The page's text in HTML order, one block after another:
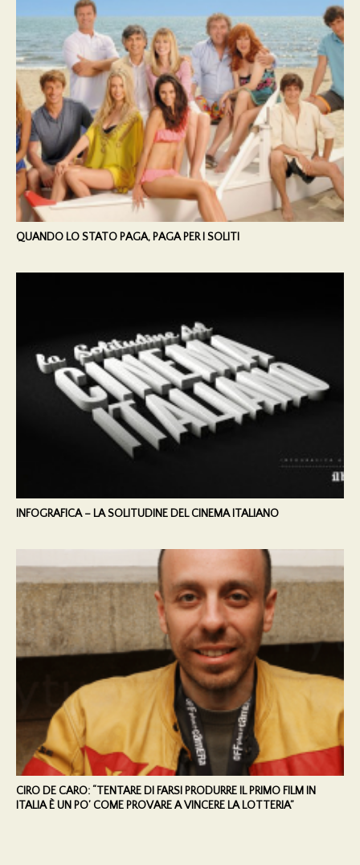
QUANDO LO STATO PAGA, PAGA PER I SOLITI
INFOGRAFICA – LA SOLITUDINE DEL CINEMA ITALIANO
CIRO DE CARO: “TENTARE DI FARSI PRODURRE IL PRIMO FILM IN
ITALIA È UN PO’ COME PROVARE A VINCERE LA LOTTERIA”